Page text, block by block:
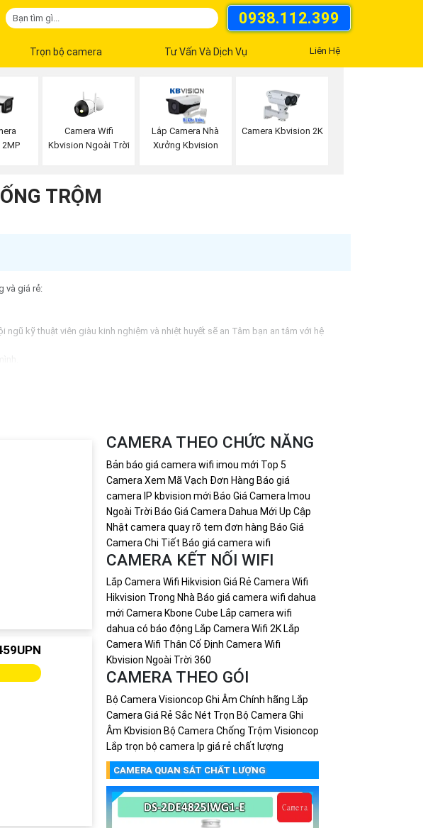
0938.112.399
Trọn bộ camera Tư Vấn Và Dịch Vụ Liên Hệ
Camera Wifi
Kbvision Ngoài Trời
Lắp Camera Nhà
Xưởng Kbvision
Camera Kbvision 2K
TRỘM
và giá rẻ:
kỹ thuật viên giàu kinh nghiệm và nhiệt huyết sẽ an Tâm bạn an tâm với hệ
với điện thoại di động để kiểm soát từ xa- Chế độ bảo hành và hỗ trợ sau bán
nào khác, đừng ngần ngại để lại tin nhắn!
CAMERA THEO CHỨC NĂNG
Bản báo giá camera wifi imou mới Top 5
Camera Xem Mã Vạch Đơn Hàng Báo giá
camera IP kbvision mới Báo Giá Camera Imou
Ngoài Trời Báo Giá Camera Dahua Mới Up Cập
Nhật camera quay rõ tem đơn hàng Báo Giá
Camera Chi Tiết Báo giá camera wifi
CAMERA KẾT NỐI WIFI
Lắp Camera Wifi Hikvision Giá Rẻ Camera Wifi
Hikvision Trong Nhà Báo giá camera wifi dahua
mới Camera Kbone Cube Lắp camera wifi
dahua có báo động Lắp Camera Wifi 2K Lắp
Camera Wifi Thân Cố Định Camera Wifi
Kbvision Ngoài Trời 360
CAMERA THEO GÓI
Bộ Camera Visioncop Ghi Âm Chính hãng Lắp
Camera Giá Rẻ Sắc Nét Trọn Bộ Camera Ghi
Âm Kbvision Bộ Camera Chống Trộm Visioncop
Lắp trọn bộ camera Ip giá rẻ chất lượng
CAMERA QUAN SÁT CHẤT LƯỢNG